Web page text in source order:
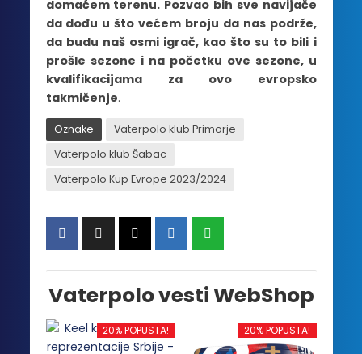
domaćem terenu. Pozvao bih sve navijače
da dođu u što većem broju da nas podrže,
da budu naš osmi igrač, kao što su to bili i
prošle sezone i na početku ove sezone, u
kvalifikacijama za ovo evropsko
takmičenje.
Oznake
Vaterpolo klub Primorje
Vaterpolo klub Šabac
Vaterpolo Kup Evrope 2023/2024
Vaterpolo vesti WebShop
20% POPUSTA! 20% POPUSTA!